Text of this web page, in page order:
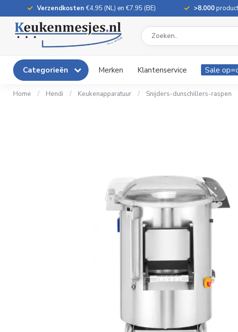
Verzendkosten €4,95 (NL) en €7,95 (BE) >8.000
Categorieën Merken Klantenservice Sale
Home / Hendi / Keukenapparatuur / Snijders-dunschillers-raspen